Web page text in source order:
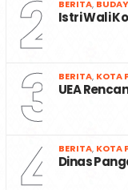
2 BERITA,
Istri Wali
3 BERITA, KOTA
UEA
4 BERITA, KOTA
Dinas